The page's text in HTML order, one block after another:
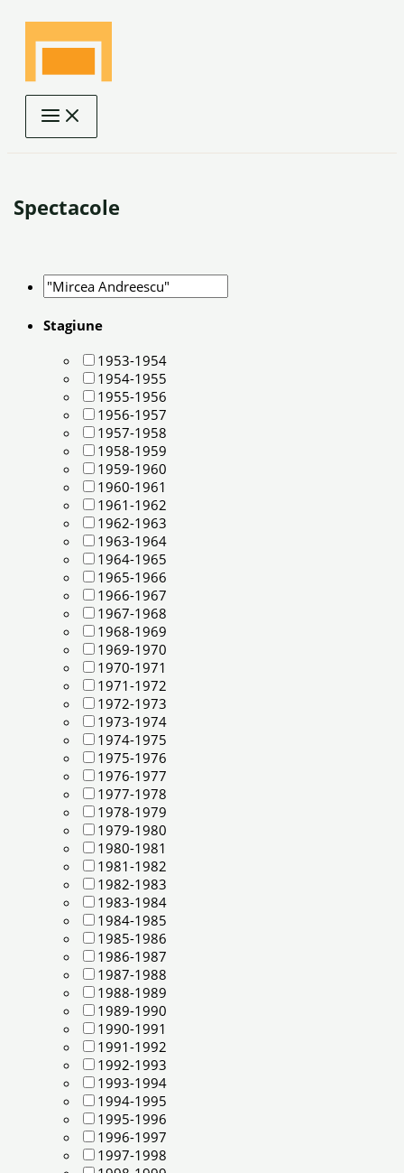
content
Spectacole
Stagiune
1953-1954
1954-1955
1955-1956
1956-1957
1957-1958
1958-1959
1959-1960
1960-1961
1961-1962
1962-1963
1963-1964
1964-1965
1965-1966
1966-1967
1967-1968
1968-1969
1969-1970
1970-1971
1971-1972
1972-1973
1973-1974
1974-1975
1975-1976
1976-1977
1977-1978
1978-1979
1979-1980
1980-1981
1981-1982
1982-1983
1983-1984
1984-1985
1985-1986
1986-1987
1987-1988
1988-1989
1989-1990
1990-1991
1991-1992
1992-1993
1993-1994
1994-1995
1995-1996
1996-1997
1997-1998